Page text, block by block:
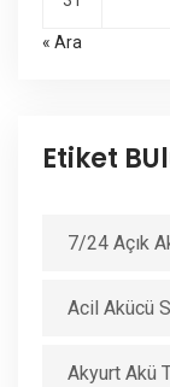
« Ara
Etiket
7/24 Açık
Acil Akücü
Akyurt Akü